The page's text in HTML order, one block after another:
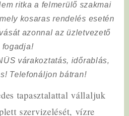
ritka a felmerülő szakmai
kosaras rendelés esetén
azonnal az üzletvezető
fogadja!
várakoztatás, időrablás,
Telefonáljon bátran!
tapasztalattal vállaljuk
szervizelését, vízre